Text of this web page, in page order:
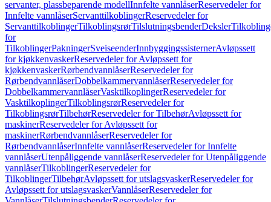
servanter, plassbeparende modellInnfelte vannlåserReservedeler for
Innfelte vannlåserServanttilkoblingerReservedeler for
ServanttilkoblingerTilkoblingsrørTilslutningsbenderDeksler
for
TilkoblingerPakningerSveiseenderInnbyggingssisternerAvløpssett
for kjøkkenvaskerReservedeler for Avløpssett for
kjøkkenvaskerRørbendvannlåserReservedeler for
RørbendvannlåserDobbelkammervannlåserReservedeler for
DobbelkammervannlåserVasktilkoplingerReservedeler for
VasktilkoplingerTilkoblingsrørReservedeler for
TilkoblingsrørTilbehørReservedeler for TilbehørAvløpssett for
maskinerReservedeler for Avløpssett for
maskinerRørbendvannlåserReservedeler for
RørbendvannlåserInnfelte vannlåserReservedeler for Innfelte
vannlåserUtenpåliggende vannlåserReservedeler for Utenpåliggende
vannlåserTilkoblingerReservedeler for
TilkoblingerTilbehørAvløpssett for utslagsvaskerReservedeler for
Avløpssett for utslagsvaskerVannlåserReservedeler for